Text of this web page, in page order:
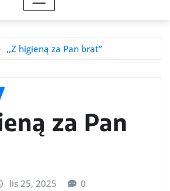
,,Z higieną za Pan brat”
za Pan
lis 25, 2025 0